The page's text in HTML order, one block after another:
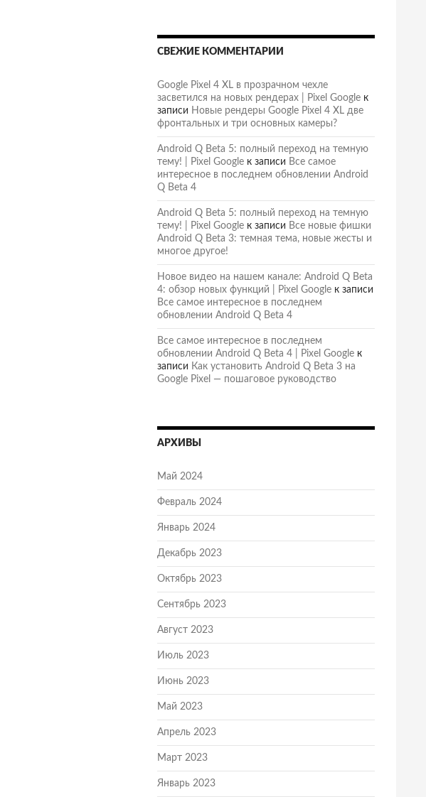
СВЕЖИЕ КОММЕНТАРИИ
Google Pixel 4 XL в прозрачном чехле
засветился на новых рендерах | Pixel Google к
записи Новые рендеры Google Pixel 4 XL две
фронтальных и три основных камеры?
Android Q Beta 5: полный переход на темную
тему! | Pixel Google к записи Все самое
интересное в последнем обновлении Android
Q Beta 4
Android Q Beta 5: полный переход на темную
тему! | Pixel Google к записи Все новые фишки
Android Q Beta 3: темная тема, новые жесты и
многое другое!
Новое видео на нашем канале: Android Q Beta
4: обзор новых функций | Pixel Google к записи
Все самое интересное в последнем
обновлении Android Q Beta 4
Все самое интересное в последнем
обновлении Android Q Beta 4 | Pixel Google к
записи Как установить Android Q Beta 3 на
Google Pixel — пошаговое руководство
АРХИВЫ
Май 2024
Февраль 2024
Январь 2024
Декабрь 2023
Октябрь 2023
Сентябрь 2023
Август 2023
Июль 2023
Июнь 2023
Май 2023
Апрель 2023
Март 2023
Январь 2023